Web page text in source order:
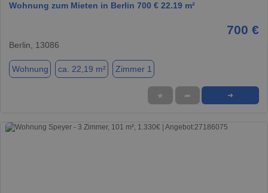
Wohnung zum Mieten in Berlin 700 € 22.19 m²
700 €
Berlin, 13086
Wohnung ca. 22,19 m² Zimmer 1
★ ➦ ➜